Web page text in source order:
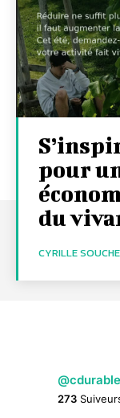
pour
du
CYRILLE SOUCHE
273